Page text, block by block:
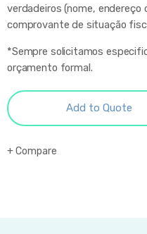
verdadeiros (nome,
comprovante de situação
*Sempre solicitamos
orçamento formal.
Add to Quote
Compare